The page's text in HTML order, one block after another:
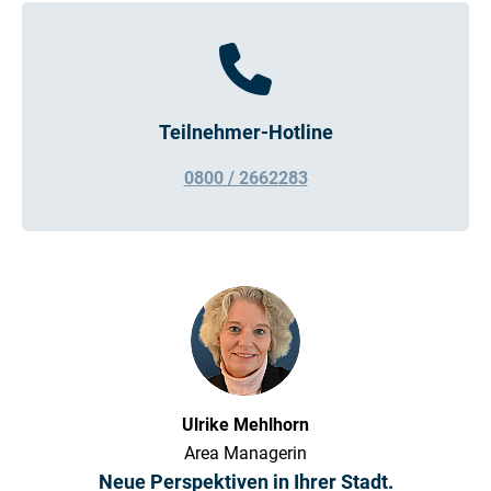
Teilnehmer-Hotline
0800 / 2662283
Ulrike Mehlhorn
Area Managerin
Neue Perspektiven in Ihrer Stadt.